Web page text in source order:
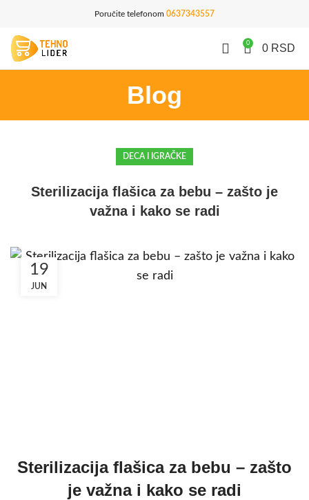
Poručite telefonom 0637343557
0 0 RSD
Blog
DECA I IGRAČKE
Sterilizacija flašica za bebu – zašto je
važna i kako se radi
19
JUN
Sterilizacija flašica za bebu – zašto
je važna i kako se radi